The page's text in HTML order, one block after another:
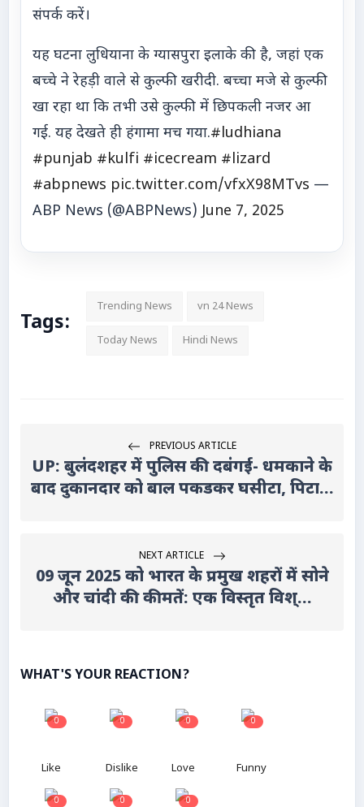
संपर्क करें।
यह घटना लुधियाना के ग्यासपुरा इलाके की है, जहां एक
बच्चे ने रेहड़ी वाले से कुल्फी खरीदी. बच्चा मजे से कुल्फी
खा रहा था कि तभी उसे कुल्फी में छिपकली नजर आ
गई. यह देखते ही हंगामा मच गया.#ludhiana
#punjab #kulfi #icecream #lizard
#abpnews pic.twitter.com/vfxX98MTvs —
ABP News (@ABPNews)June 7, 2025
Tags:
Trending News vn 24 News
Today News Hindi News
PREVIOUS ARTICLE
UP: बुलंदशहर में पुलिस की दबंगई- धमकाने के
बाद दुकानदार को बाल पकडकर घसीटा, पिटा...
NEXT ARTICLE
09 जून 2025 को भारत के प्रमुख शहरों में सोने
और चांदी की कीमतें: एक विस्तृत विश्...
WHAT'S YOUR REACTION?
0
Like
0
Dislike
0
Love
0
Funny
0 0 0